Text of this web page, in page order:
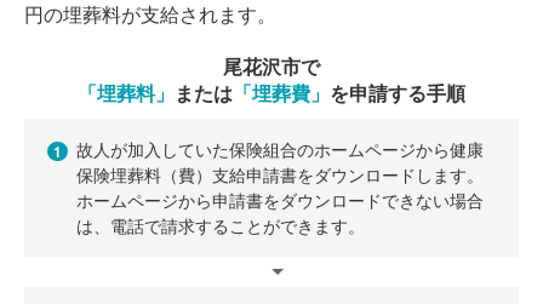
円の埋葬料が支給されます。
尾花沢市で
「埋葬料」 または 「埋葬費」 を申請する手順
1
故人が加入していた保険組合のホームページから健康
保険埋葬料（費）支給申請書をダウンロードします。
ホームページから申請書をダウンロードできない場合
は、電話で請求することができます。